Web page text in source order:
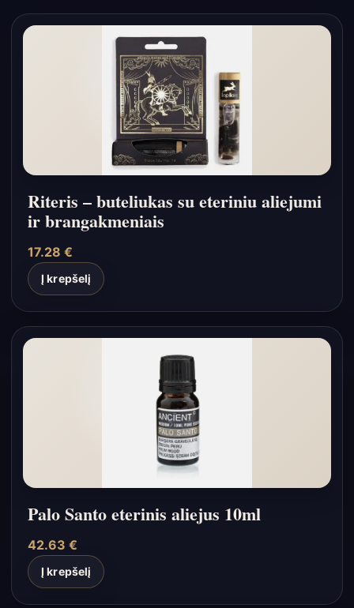
Riteris – buteliukas su eteriniu aliejumi
ir brangakmeniais
17.28 €
Į krepšelį
Palo Santo eterinis aliejus 10ml
42.63 €
Į krepšelį